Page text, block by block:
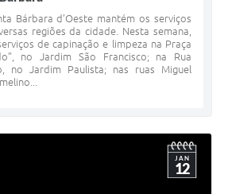
Bárbara d’Oeste mantém os serviços
regiões da cidade. Nesta semana,
de capinação e limpeza na Praça
no Jardim São Francisco; na Rua
no Jardim Paulista; nas ruas Miguel
JAN
12